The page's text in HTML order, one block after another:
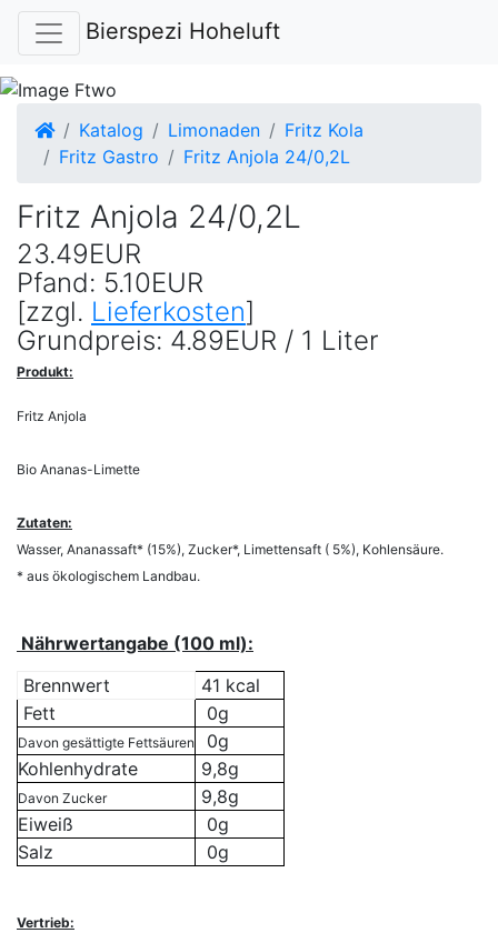
Bierspezi Hoheluft
Startseite
Katalog Limonaden
Fritz Kola
Fritz Gastro
Fritz Anjola 24/0,2L
Fritz Anjola 24/0,2L
23.49EUR
Pfand: 5.10EUR
[zzgl. Lieferkosten]
Grundpreis: 4.89EUR / 1 Liter
Produkt:
Fritz Anjola
Bio Ananas-Limette
Zutaten:
Wasser, Ananassaft* (15%), Zucker*, Limettensaft ( 5%), Kohlensäure.
* aus ökologischem Landbau.
Nährwertangabe (100 ml):
Brennwert
41 kcal
Fett
0g
Davon gesättigte Fettsäuren
0g
Kohlenhydrate
9,8g
Davon Zucker
9,8g
Eiweiß
0g
Salz
0g
Vertrieb: